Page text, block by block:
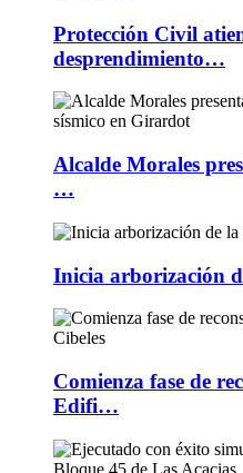
Protección Civil
desprendimiento…
Alcalde Morales
…
Inicia arborización
Comienza fase de
Edifi…